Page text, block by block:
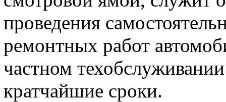
проведения
ремонтных работ
частном
кратчайшие сроки.